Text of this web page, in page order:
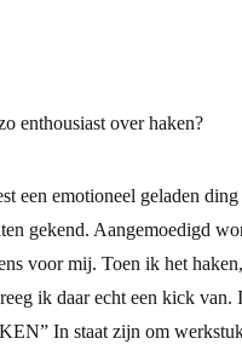
een emotioneel geladen
gekend. Aangemoedigd
voor mij. Toen ik het
ik daar echt een kick